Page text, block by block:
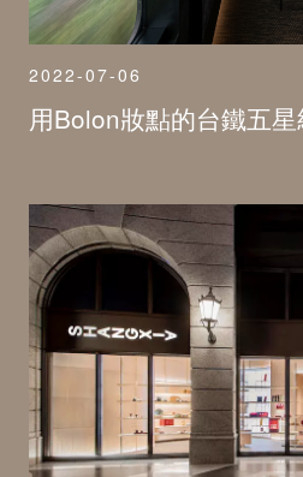
2022-07-06
用Bolon妝點的台鐵五星